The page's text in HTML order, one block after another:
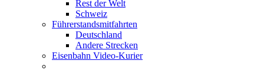
Rest der Welt
Schweiz
Führerstandsmitfahrten
Deutschland
Andere Strecken
Eisenbahn Video-Kurier